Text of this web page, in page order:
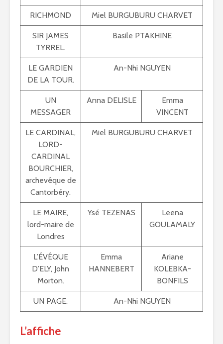
RICHMOND Miel BURGUBURU CHARVET
SIR JAMES
TYRREL.
Basile PTAKHINE
LE GARDIEN
DE LA TOUR.
An-Nhi NGUYEN
UN
MESSAGER
Anna DELISLE
Emma
VINCENT
LE CARDINAL,
LORD-
CARDINAL
BOURCHIER,
archevêque de
Cantorbéry.
Miel BURGUBURU CHARVET
LE MAIRE,
lord-maire de
Londres
Ysé TEZENAS
Leena
GOULAMALY
L’ÉVÊQUE
D’ELY, John
Morton.
Emma
HANNEBERT
Ariane
KOLEBKA-
BONFILS
UN PAGE. An-Nhi NGUYEN
L’affiche